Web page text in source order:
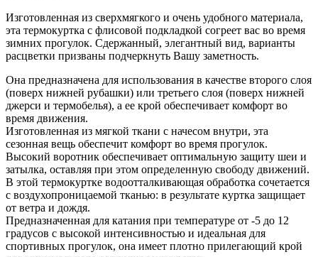
Изготовленная из сверхмягкого и очень удобного материала,
эта термокуртка с флисовой подкладкой согреет вас во время
зимних прогулок. Сдержанный, элегантный вид, варианты
расцветки призваны подчеркнуть Вашу заметность.
Она предназначена для использования в качестве второго слоя
(поверх нижней рубашки) или третьего слоя (поверх нижней
джерси и термобелья), а ее крой обеспечивает комфорт во
время движения.
Изготовленная из мягкой ткани с начесом внутри, эта
сезонная вещь обеспечит комфорт во время прогулок.
Высокий воротник обеспечивает оптимальную защиту шеи и
затылка, оставляя при этом определенную свободу движений.
В этой термокуртке водоотталкивающая обработка сочетается
с воздухопроницаемой тканью: в результате куртка защищает
от ветра и дождя.
Предназначенная для катания при температуре от -5 до 12
градусов с высокой интенсивностью и идеальная для
спортивных прогулок, она имеет плотно прилегающий крой